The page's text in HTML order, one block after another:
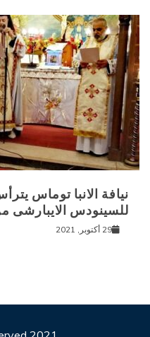
نيافة الانبا توماس
للسينودس الايبارشى
29 أكتوبر, 2021